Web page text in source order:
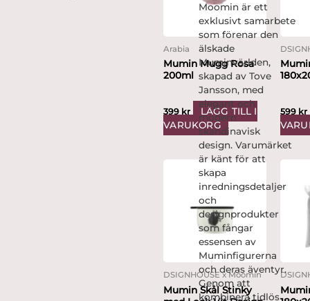
Arabia
Mumin Mugg Rosa
200ml
399 kr
LÄGG TILL I
VARUKORG
599 kr
DSIGNHOUSE x Moomin
Mumin Skål Stinky
Moomin är ett
exklusivt samarbete
som förenar den
älskade
Muminvärlden,
skapad av Tove
Jansson, med
elegant och
modern
skandinavisk
design. Varumärket
är känt för att
skapa
inredningsdetaljer
och
designprodukter
som fångar
essensen av
Muminfigurerna
och deras äventyr.
Genom att
kombinera tidlös